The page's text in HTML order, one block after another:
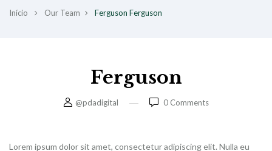
Início Our Team Ferguson Ferguson
Ferguson
@pdadigital 0 Comments
Lorem ipsum dolor sit amet, consectetur adipiscing elit. Nulla eu